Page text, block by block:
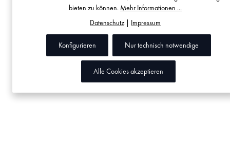
bieten zu können. Mehr Informationen ...
Datenschutz| Impressum
Nur technisch notwendige
Konfigurieren
Alle Cookies akzeptieren